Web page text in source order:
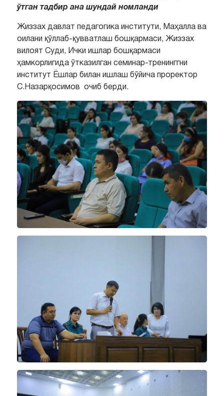
ўтган тадбир ана шундай номланди
Жиззах давлат педагогика институти, Маҳалла ва
оилани қўллаб-қувватлаш бошқармаси, Жиззах
вилоят Суди, Ички ишлар бошқармаси
ҳамкорлигида ўтказилган семинар-тренинггни
институт Ёшлар билан ишлаш бўйича проректор
С.Назарқосимов очиб берди.